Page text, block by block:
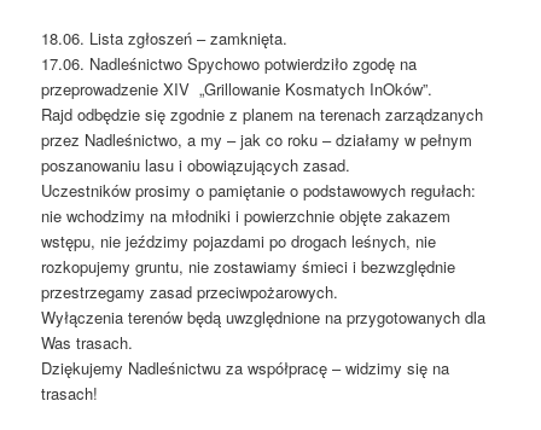
18.06. Lista zgłoszeń – zamknięta.
17.06. Nadleśnictwo Spychowo potwierdziło zgodę na
przeprowadzenie XIV „Grillowanie Kosmatych InOków”.
Rajd odbędzie się zgodnie z planem na terenach zarządzanych
przez Nadleśnictwo, a my – jak co roku – działamy w pełnym
poszanowaniu lasu i obowiązujących zasad.
Uczestników prosimy o pamiętanie o podstawowych regułach:
nie wchodzimy na młodniki i powierzchnie objęte zakazem
wstępu, nie jeździmy pojazdami po drogach leśnych, nie
rozkopujemy gruntu, nie zostawiamy śmieci i bezwzględnie
przestrzegamy zasad przeciwpożarowych.
Wyłączenia terenów będą uwzględnione na przygotowanych dla
Was trasach.
Dziękujemy Nadleśnictwu za współpracę – widzimy się na
trasach!